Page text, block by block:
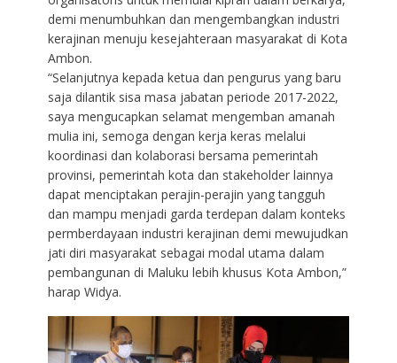
demi menumbuhkan dan mengembangkan industri
kerajinan menuju kesejahteraan masyarakat di Kota
Ambon.
“Selanjutnya kepada ketua dan pengurus yang baru
saja dilantik sisa masa jabatan periode 2017-2022,
saya mengucapkan selamat mengemban amanah
mulia ini, semoga dengan kerja keras melalui
koordinasi dan kolaborasi bersama pemerintah
provinsi, pemerintah kota dan stakeholder lainnya
dapat menciptakan perajin-perajin yang tangguh
dan mampu menjadi garda terdepan dalam konteks
permberdayaan industri kerajinan demi mewujudkan
jati diri masyarakat sebagai modal utama dalam
pembangunan di Maluku lebih khusus Kota Ambon,”
harap Widya.